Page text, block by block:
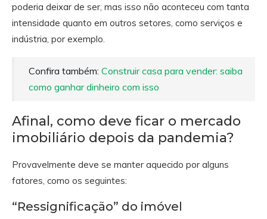
poderia deixar de ser, mas isso não aconteceu com tanta
intensidade quanto em outros setores, como serviços e
indústria, por exemplo.
Confira também: Construir casa para vender: saiba
como ganhar dinheiro com isso
Afinal, como deve ficar o mercado
imobiliário depois da pandemia?
Provavelmente deve se manter aquecido por alguns
fatores, como os seguintes:
“Ressignificação” do imóvel